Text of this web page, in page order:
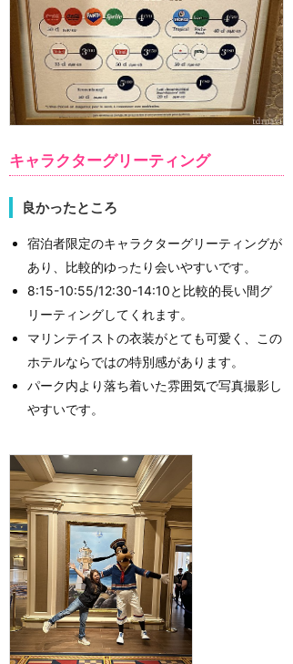
キャラクターグリーティング
良かったところ
宿泊者限定のキャラクターグリーティングが
あり、比較的ゆったり会いやすいです。
8:15-10:55/12:30-14:10と比較的長い間グ
リーティングしてくれます。
マリンテイストの衣装がとても可愛く、この
ホテルならではの特別感があります。
パーク内より落ち着いた雰囲気で写真撮影し
やすいです。